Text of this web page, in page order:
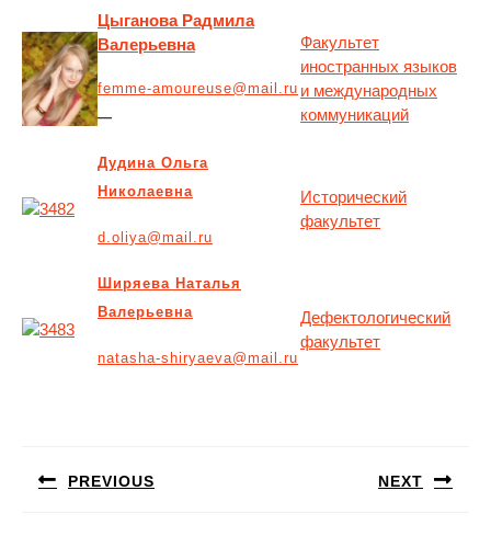
Цыганова Радмила
Валерьевна
femme-amoureuse@mail.ru
—
Факультет
иностранных языков
и международных
коммуникаций
Дудина Ольга
Николаевна
d.oliya@mail.ru
Исторический
факультет
Ширяева Наталья
Валерьевна
natasha-shiryaeva@mail.ru
Дефектологический
факультет
записям
PREVIOUS NEXT